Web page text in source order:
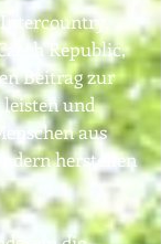
Intercountry
Republic,
Beitrag zur
und
aus
herstellen